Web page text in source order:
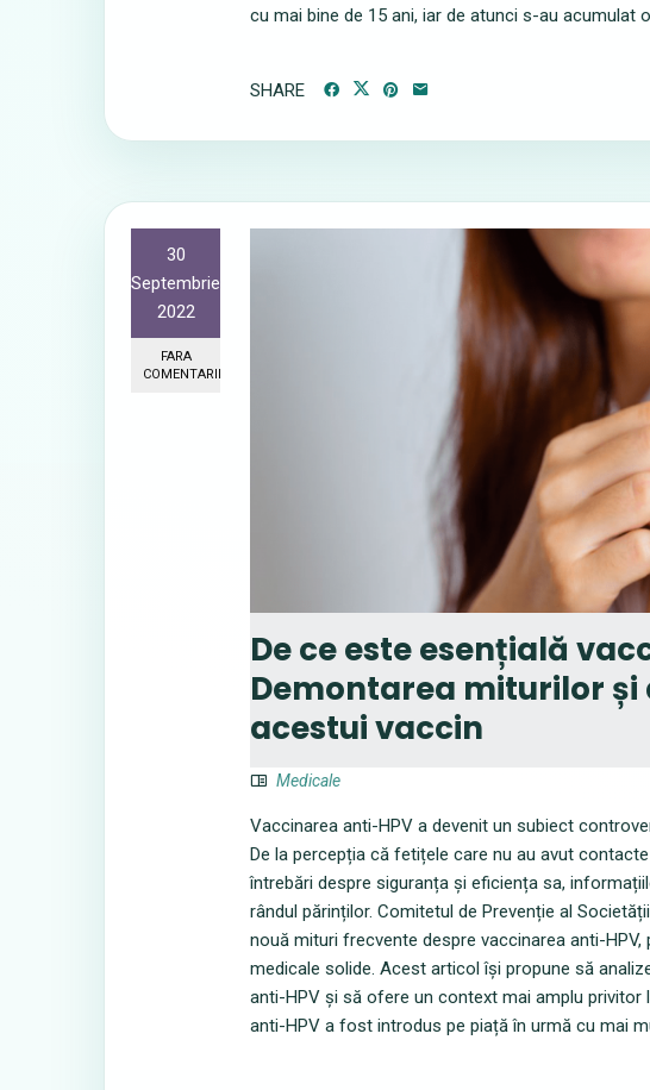
cu mai bine de 15 ani, iar de atunci s-au acumulat
SHARE
30
Septembrie
2022
FARA
COMENTARII
De ce este esențială
Demontarea miturilor
acestui vaccin
Medicale
Vaccinarea anti-HPV a devenit un subiect
De la percepția că fetițele care nu au avut
întrebări despre siguranța și eficiența sa,
rândul părinților. Comitetul de Prevenție al
nouă mituri frecvente despre vaccinarea anti-
medicale solide. Acest articol își propune să
anti-HPV și să ofere un context mai amplu
anti-HPV a fost introdus pe piață în urmă cu mai